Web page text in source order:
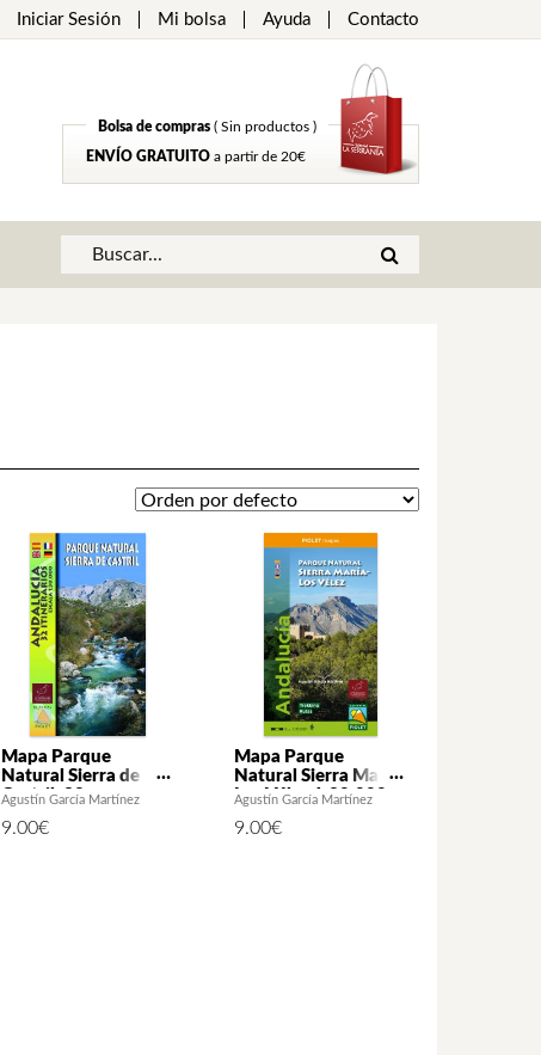
Iniciar Sesión Mi bolsa Ayuda Contacto
Bolsa de compras ( Sin productos )
ENVÍO GRATUITO a partir de 20€
Mapa Parque
Natural Sierra de
Castril. 32
1:30.000
Agustín García Martínez
9.00€
Mapa Parque
Natural Sierra María-
Los Vélez 1:30.000
Agustín García Martínez
9.00€